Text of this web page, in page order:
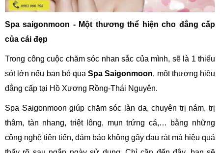
Spa saigonmoon - Một thương thể hiện cho đẳng cấp
của cái đẹp
Trong công cuộc chăm sóc nhan sắc của mình, sẽ là 1 thiếu
sót lớn nếu bạn bỏ quaSpa Saigonmoon, một thương hiệu
đẳng cấp tại Hồ Xương Rồng-Thái Nguyên.
Spa Saigonmoon giúp chăm sóc làn da, chuyên trị nám, trị
thâm, tàn nhang, triệt lông, mụn trứng cá,… bằng những
công nghệ tiên tiến, đảm bảo không gây đau rát mà hiệu quả